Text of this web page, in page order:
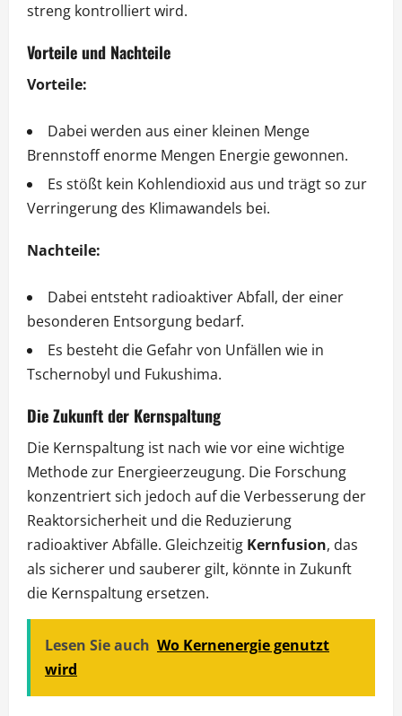
streng kontrolliert wird.
Vorteile und Nachteile
Vorteile:
Dabei werden aus einer kleinen Menge
Brennstoff enorme Mengen Energie gewonnen.
Es stößt kein Kohlendioxid aus und trägt so zur
Verringerung des Klimawandels bei.
Nachteile:
Dabei entsteht radioaktiver Abfall, der einer
besonderen Entsorgung bedarf.
Es besteht die Gefahr von Unfällen wie in
Tschernobyl und Fukushima.
Die Zukunft der Kernspaltung
Die Kernspaltung ist nach wie vor eine wichtige
Methode zur Energieerzeugung. Die Forschung
konzentriert sich jedoch auf die Verbesserung der
Reaktorsicherheit und die Reduzierung
radioaktiver Abfälle. Gleichzeitig Kernfusion, das
als sicherer und sauberer gilt, könnte in Zukunft
die Kernspaltung ersetzen.
Lesen Sie auch Wo Kernenergie genutzt
wird